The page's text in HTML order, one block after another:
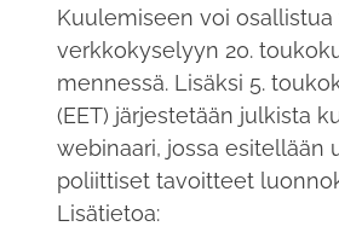
Kuulemiseen voi osallistua
verkkokyselyyn 20.
mennessä. Lisäksi 5.
(EET) järjestetään julkista
webinaari, jossa esitellään
poliittiset tavoitteet
Lisätietoa: